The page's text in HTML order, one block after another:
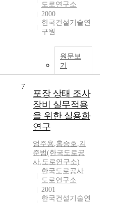
도로연구소
2000
한국건설기술연
구원
원문보
기
7
포장 상태 조사
장비 실무적용
을 위한 실용화
연구
엄주용,홍승호,김
준범(한국도로공
사,도로연구소)
한국도로공사
도로연구소
2001
한국건설기술연